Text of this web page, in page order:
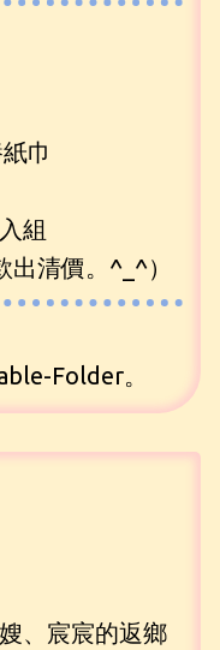
巾
組
出清價。^_^）
Folder。
、宸宸的返鄉